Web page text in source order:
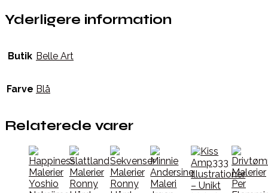
Yderligere information
Butik Belle Art
Farve Blå
Relaterede varer